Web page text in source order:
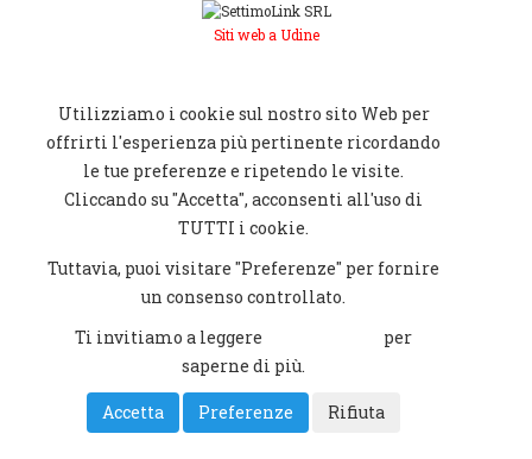
Siti web a Udine
Utilizziamo i cookie sul nostro sito Web per
offrirti l'esperienza più pertinente ricordando
le tue preferenze e ripetendo le visite.
Cliccando su "Accetta", acconsenti all'uso di
TUTTI i cookie.
Tuttavia, puoi visitare "Preferenze" per fornire
un consenso controllato.
Ti invitiamo a leggere
per
saperne di più.
Accetta Preferenze Rifiuta